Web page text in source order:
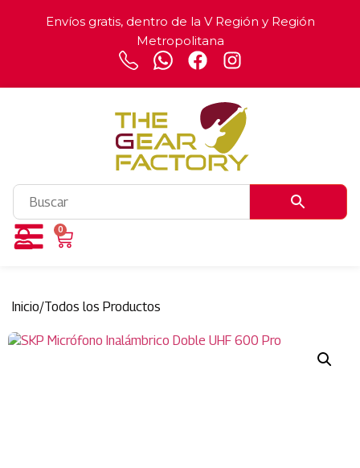
Envíos gratis, dentro de la V Región y Región
Metropolitana
0
Inicio/Todos los Productos